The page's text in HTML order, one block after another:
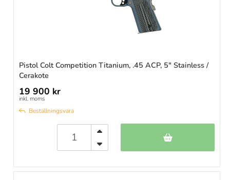
Pistol Colt Competition Titanium, .45 ACP, 5" Stainless /
Cerakote
19 900 kr
inkl. moms
Beställningsvara